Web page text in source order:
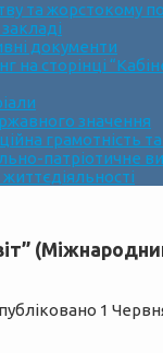
та жорстокому
документи
на сторінці
значення
грамотність
патріотичне
1